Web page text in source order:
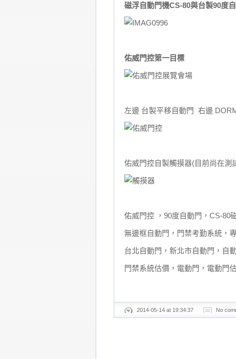
磁浮自動門機CS-80與台製90度
佑威門控第一目標
左邊 台製平移自動門 右邊
佑威門控自製觸摸器(目前尚在測
佑威門控 ，90度自動門，CS-80
無邊框自動門，門禁考勤系統，
台北自動門，新北市自動門，自
門禁系統估價，電動門，電動門
2014-05-14 at 19:34:37 No